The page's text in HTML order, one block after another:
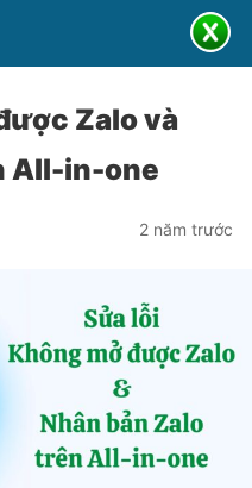
Zalo và
All-in-one
2 năm trước